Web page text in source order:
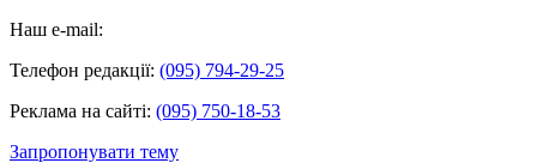
Наш e-mail:
Телефон редакції: (095) 794-29-25
Реклама на сайті: (095) 750-18-53
Запропонувати тему